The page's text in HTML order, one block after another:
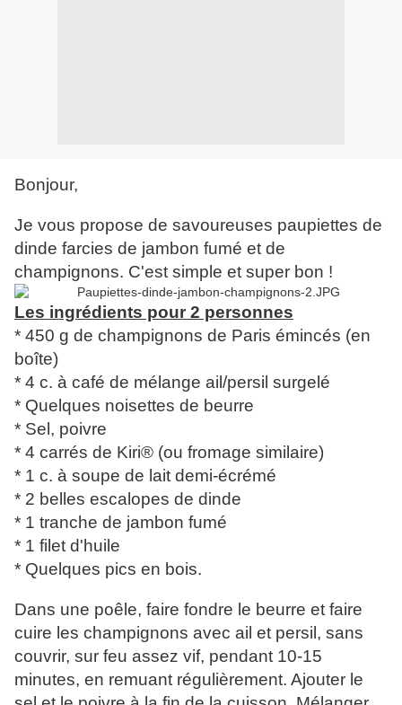
Bonjour,
Je vous propose de savoureuses paupiettes de
dinde farcies de jambon fumé et de
champignons. C'est simple et super bon !
Les ingrédients pour 2 personnes
* 450 g de champignons de Paris émincés (en
boîte)
* 4 c. à café de mélange ail/persil surgelé
* Quelques noisettes de beurre
* Sel, poivre
* 4 carrés de Kiri® (ou fromage similaire)
* 1 c. à soupe de lait demi-écrémé
* 2 belles escalopes de dinde
* 1 tranche de jambon fumé
* 1 filet d'huile
* Quelques pics en bois.
Dans une poêle, faire fondre le beurre et faire
cuire les champignons avec ail et persil, sans
couvrir, sur feu assez vif, pendant 10-15
minutes, en remuant régulièrement. Ajouter le